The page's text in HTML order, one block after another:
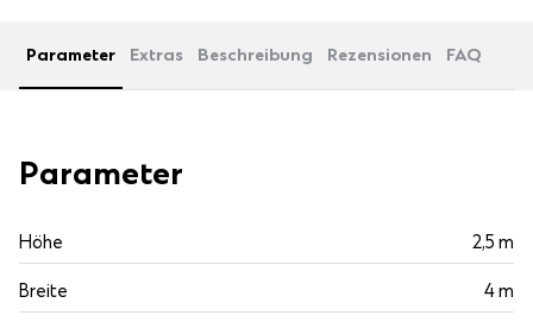
Parameter Extras Beschreibung Rezensionen FAQ
Parameter
Höhe 2,5 m
Breite 4 m